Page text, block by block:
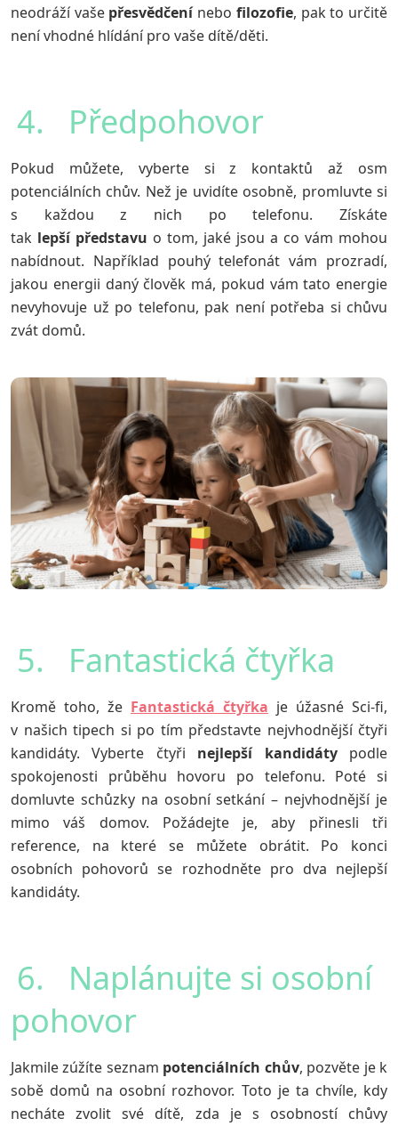
neodráží vaše přesvědčenínebo filozofie, pak to určitě
není vhodné hlídání pro vaše dítě/děti.
4. Předpohovor
Pokud můžete, vyberte si z kontaktů až osm
potenciálních chův. Než je uvidíte osobně, promluvte si
s každou z nich po telefonu. Získáte
tak lepší představu o tom, jaké jsou a co vám mohou
nabídnout. Například pouhý telefonát vám prozradí,
jakou energii daný člověk má, pokud vám tato energie
nevyhovuje už po telefonu, pak není potřeba si chůvu
zvát domů.
5. Fantastická čtyřka
Kromě toho, že Fantastická čtyřka je úžasné Sci-fi,
v našich tipech si po tím představte nejvhodnější čtyři
kandidáty. Vyberte čtyři nejlepší kandidátypodle
spokojenosti průběhu hovoru po telefonu. Poté si
domluvte schůzky na osobní setkání – nejvhodnější je
mimo váš domov. Požádejte je, aby přinesli tři
reference, na které se můžete obrátit. Po konci
osobních pohovorů se rozhodněte pro dva nejlepší
kandidáty.
6. Naplánujte si osobní
pohovor
Jakmile zúžíte seznam potenciálních chův, pozvěte je k
sobě domů na osobní rozhovor. Toto je ta chvíle, kdy
necháte zvolit své dítě, zda je s osobností chůvy